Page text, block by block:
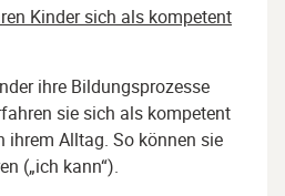
Kinder sich als kompetent
ihre Bildungsprozesse
sie sich als kompetent
ihrem Alltag. So können sie
(„ich kann“).